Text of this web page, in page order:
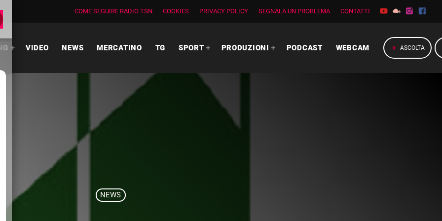
COME SEGUIRE RADIO TSN COOKIES PRIVACY POLICY SEGNALA UN PROBLEMA CONTATTI
VIDEO NEWS MERCATINO TG SPORT PRODUZIONI PODCAST WEBCAM play_arrow ASCOLTA
NEWS